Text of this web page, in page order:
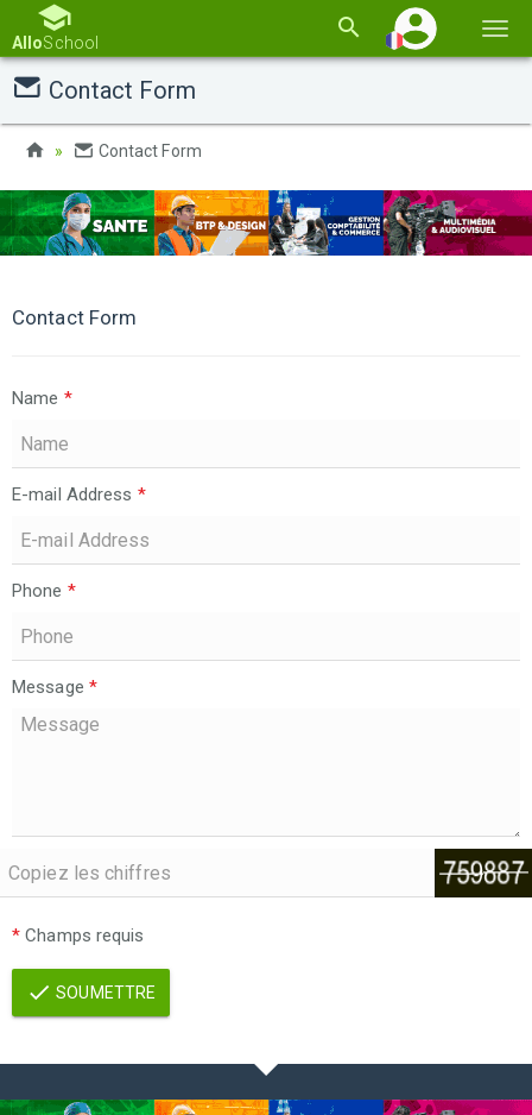
la
AlloSchool
Contact Form
Contact Form
Contact Form
Name *
E-mail Address *
Phone *
Message *
* Champs requis
SOUMETTRE